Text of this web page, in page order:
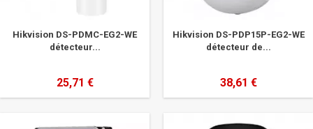
Hikvision DS-PDMC-EG2-WE
détecteur...
25,71 €
Hikvision DS-PDP15P-EG2-WE
détecteur de...
38,61 €